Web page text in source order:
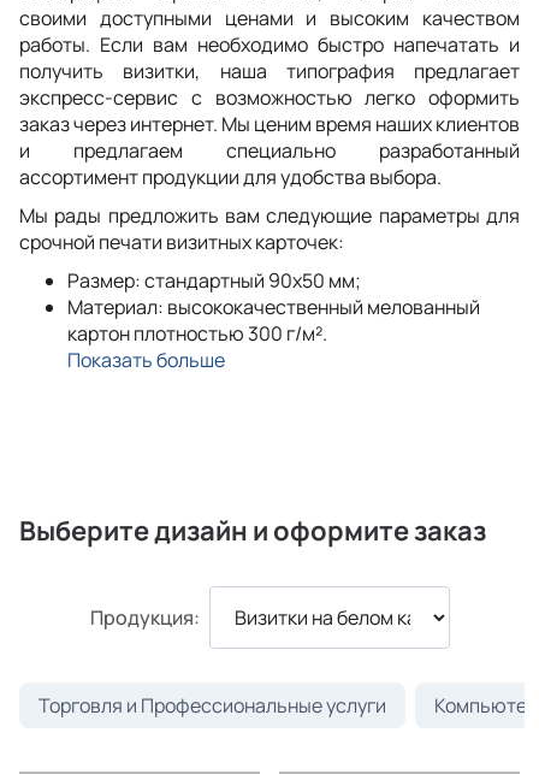
своими доступными ценами и высоким качеством
работы. Если вам необходимо быстро напечатать и
получить визитки, наша типография предлагает
экспресс-сервис с возможностью легко оформить
заказ через интернет. Мы ценим время наших клиентов
и предлагаем специально разработанный
ассортимент продукции для удобства выбора.
Мы рады предложить вам следующие параметры для
срочной печати визитных карточек:
Размер: стандартный 90x50 мм;
Материал: высококачественный мелованный
картон плотностью 300 г/м².
Показать больше
Выберите дизайн и оформите заказ
Продукция:
Торговля и Профессиональные услуги